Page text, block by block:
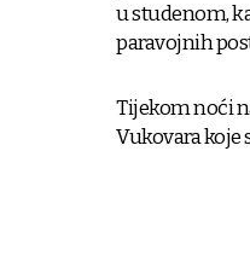
u studenom,
paravojnih
Tijekom noći
Vukovara